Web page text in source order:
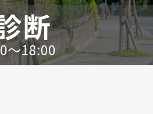
断
〜18:00